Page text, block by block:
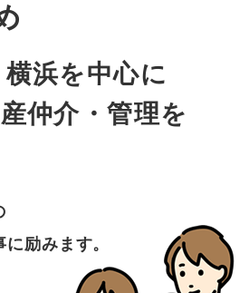
浜を中心に
仲介・管理を
励みます。